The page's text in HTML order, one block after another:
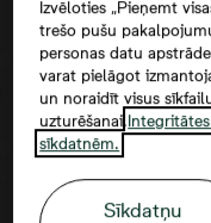
Izvēloties „Pieņemt
trešo pušu
personas datu
varat pielāgot
un noraidīt visus
uzturēšanai.
sīkdatnēm.
Sīkdatņu